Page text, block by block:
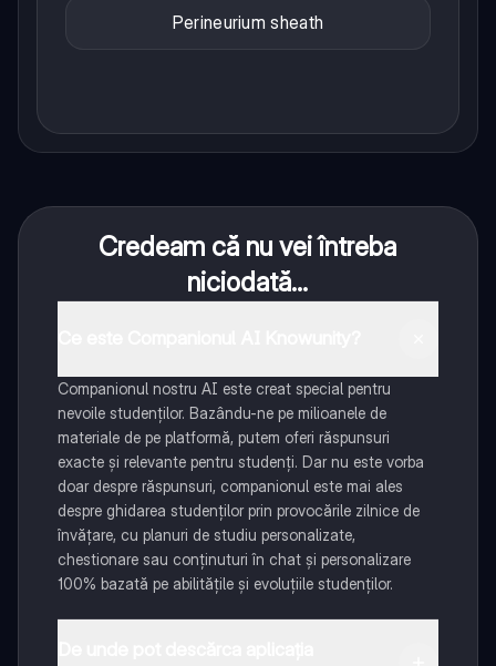
Perineurium sheath
Credeam că nu vei întreba
niciodată...
Companionul nostru AI este creat special pentru
nevoile studenților. Bazându-ne pe milioanele de
materiale de pe platformă, putem oferi răspunsuri
exacte și relevante pentru studenți. Dar nu este vorba
doar despre răspunsuri, companionul este mai ales
despre ghidarea studenților prin provocările zilnice de
învățare, cu planuri de studiu personalizate,
chestionare sau conținuturi în chat și personalizare
100% bazată pe abilitățile și evoluțiile studenților.